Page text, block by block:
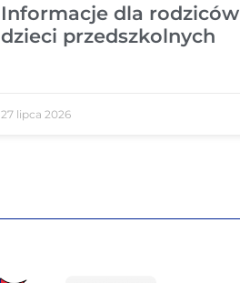
Informacje dla rodziców
dzieci przedszkolnych
27 lipca 2026